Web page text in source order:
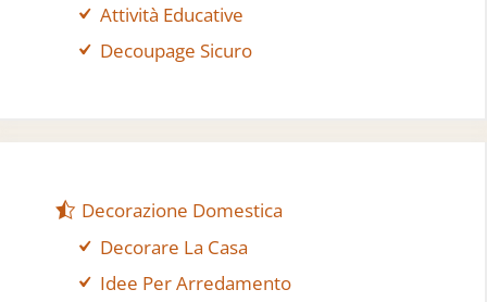
Attività Educative
Decoupage Sicuro
Decorazione Domestica
Decorare La Casa
Idee Per Arredamento